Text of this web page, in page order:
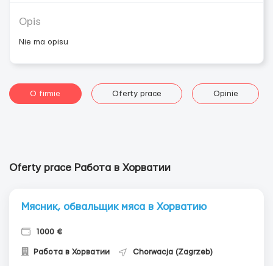
Opis
Nie ma opisu
O firmie Oferty prace Opinie
Oferty prace Работа в Хорватии
Мясник, обвальщик мяса в Хорватию
1000 €
Работа в Хорватии Chorwacja (Zagrzeb)